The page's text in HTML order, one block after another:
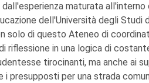
maturata
dell'Università degli Studi
solo di questo Ateneo di
in una logica di
tirocinanti, ma anche ai
presupposti per una strada